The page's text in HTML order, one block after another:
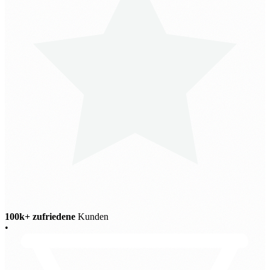
100k+ zufriedene Kunden
•